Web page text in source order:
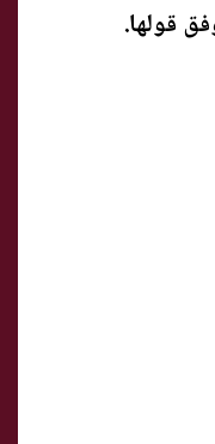
قولها.